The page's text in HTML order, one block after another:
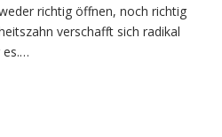
richtig öffnen, noch richtig
verschafft sich radikal
es.…